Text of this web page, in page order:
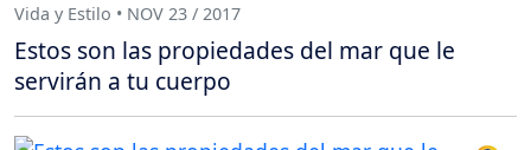
Vida y Estilo • NOV 23 / 2017
Estos son las propiedades del mar que le
servirán a tu cuerpo